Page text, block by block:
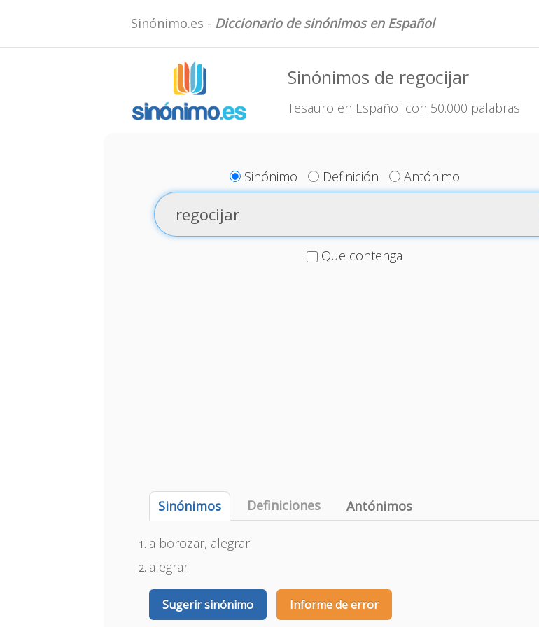
Sinónimo.es - Diccionario de sinónimos en Español
Sinónimos de regocijar
Tesauro en Español con 50.000 palabras
Sinónimo Definición Antónimo
Que contenga
Sinónimos Definiciones Antónimos
alborozar, alegrar
alegrar
Sugerir sinónimo Informe de error